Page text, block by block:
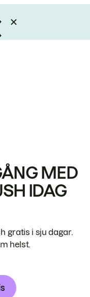
MED
IDAG
gratis i sju dagar.
helst.